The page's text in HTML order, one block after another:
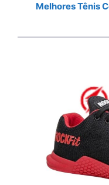
Melhores Tênis